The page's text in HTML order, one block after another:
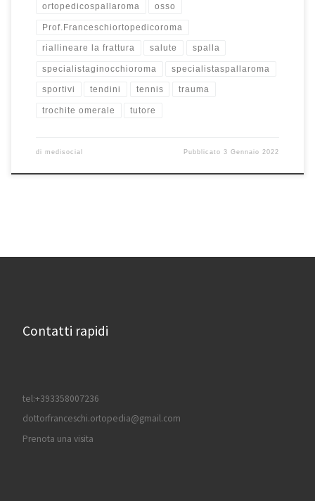
ortopedicospallaroma osso
Prof.Franceschiortopedicoroma
riallineare la frattura salute spalla
specialistaginocchioroma specialistaspallaroma
sportivi tendini tennis trauma
trochite omerale tutore
di medisocial Pubblicato3 Gennaio 2022
Contatti rapidi
tel:+393358007236
dottorfranceschi.ortopedia@gmail.com
Prenota una visita